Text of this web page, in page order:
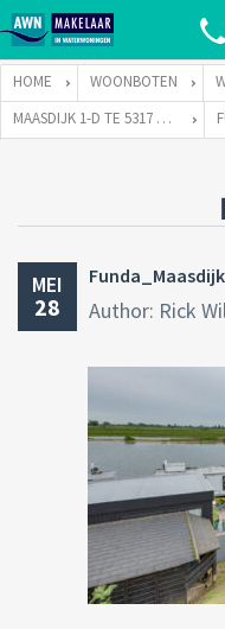
HOME WOONBOTEN
MAASDIJK 1-D TE 5317 KP NEDERHEMERT
MEI
28 Author: Rick